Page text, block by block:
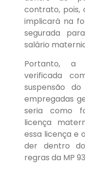
contrato, pois,
implicará na
segurada
salário
Portanto, a
verificada
suspensão
empregadas
seria como
licença
essa licença e
der dentro
regras da MP